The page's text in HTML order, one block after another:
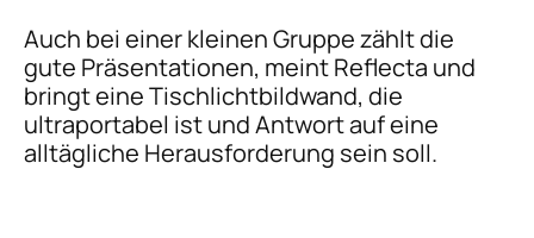
Auch bei einer kleinen Gruppe zählt die
gute Präsentationen, meint Reflecta und
bringt eine Tischlichtbildwand, die
ultraportabel ist und Antwort auf eine
alltägliche Herausforderung sein soll.